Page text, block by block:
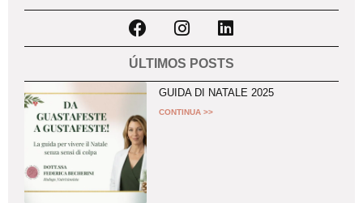
ÚLTIMOS POSTS
GUIDA DI NATALE 2025
CONTINUA >>